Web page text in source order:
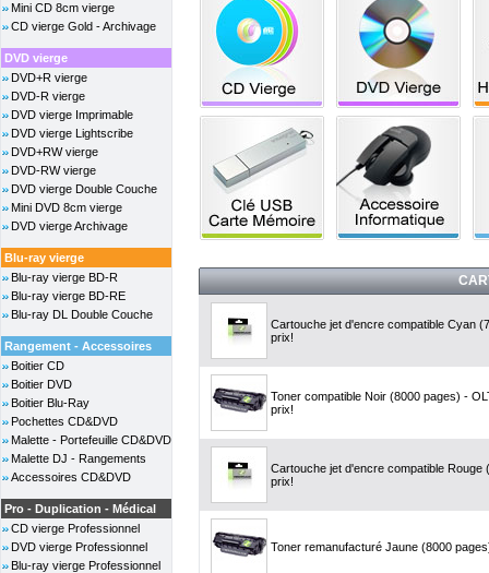
Mini CD 8cm vierge
CD vierge Gold - Archivage
DVD vierge
DVD+R vierge
DVD-R vierge
DVD vierge Imprimable
DVD vierge Lightscribe
DVD+RW vierge
DVD-RW vierge
DVD vierge Double Couche
Mini DVD 8cm vierge
DVD vierge Archivage
Blu-ray vierge
Blu-ray vierge BD-R
Blu-ray vierge BD-RE
Blu-ray DL Double Couche
Rangement - Accessoires
Boitier CD
Boitier DVD
Boitier Blu-Ray
Pochettes CD&DVD
Malette - Portefeuille CD&DVD
Malette DJ - Rangements
Accessoires CD&DVD
Pro - Duplication - Médical
CD vierge Professionnel
DVD vierge Professionnel
Blu-ray vierge Professionnel
Cartouche jet d'encre compatible Cyan
prix!
Toner compatible Noir (8000 pages) -
prix!
Cartouche jet d'encre compatible Rouge
prix!
Toner remanufacturé Jaune (8000